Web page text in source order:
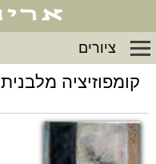
ציורים
קומפוזיציה מלבנית